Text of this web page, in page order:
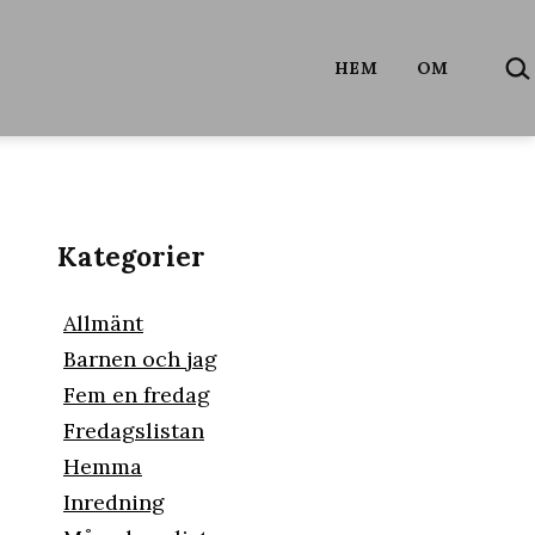
HEM OM
…
Kategorier
Allmänt
Barnen och jag
Fem en fredag
Fredagslistan
Hemma
Inredning